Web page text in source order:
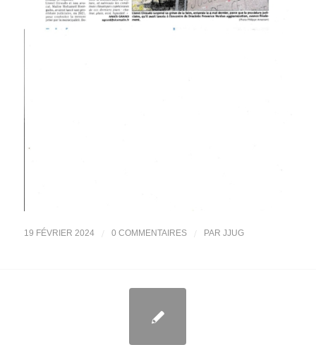
19 FÉVRIER 2024 0 COMMENTAIRES PAR JJUG